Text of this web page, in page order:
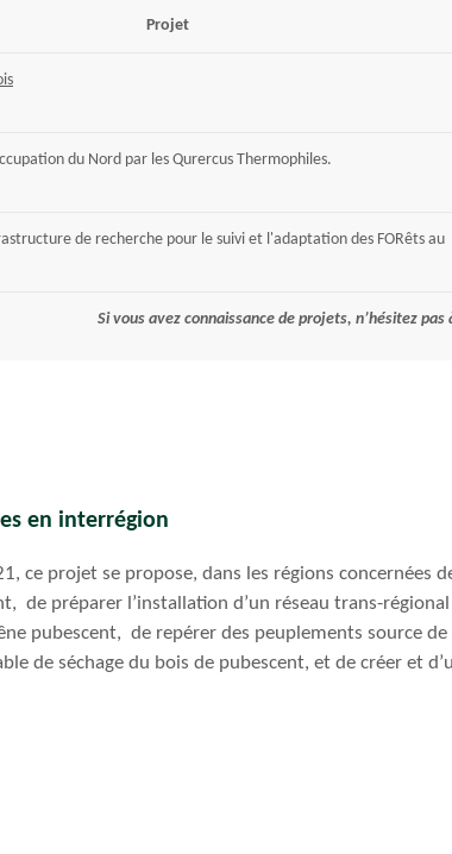
Projet
du Nord par les Qurercus Thermophiles.
de recherche pour le suivi et l'adaptation des FORêts au
Si vous avez connaissance de projets, n’hésitez
en interrégion
ce projet se propose, dans les régions concernées
de préparer l’installation d’un réseau trans-
pubescent, de repérer des peuplements source
de séchage du bois de pubescent, et de créer et